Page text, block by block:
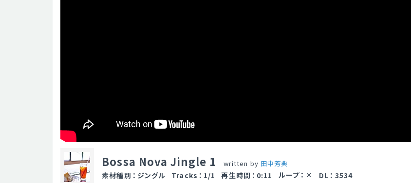
Bossa Nova Jingle 1 written by 田中芳典
素材種別 ： ジングル Tracks ： 1/1 再生時間 ： 0:11 ループ ： DL ： 3534